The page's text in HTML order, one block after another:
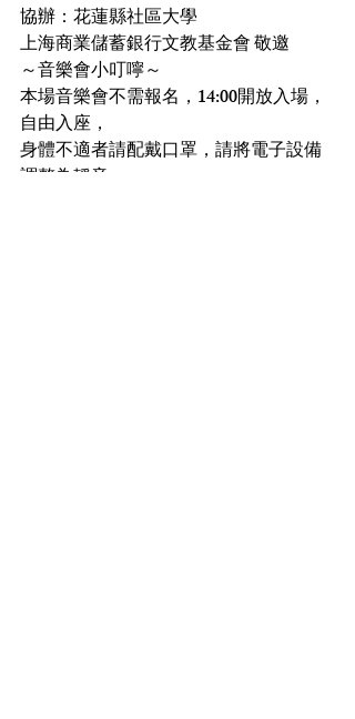
協辦：花蓮縣社區大學
上海商業儲蓄銀行文教基金會 敬邀
～音樂會小叮嚀～
本場音樂會不需報名，14:00開放入場，
自由入座，
身體不適者請配戴口罩，請將電子設備
調整為靜音。